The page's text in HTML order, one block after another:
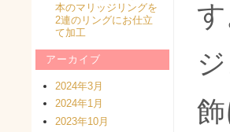
す
本のマリッジリングを
2連のリングにお仕立
て加工
アーカイブ
2024年3月
2024年1月
2023年10月